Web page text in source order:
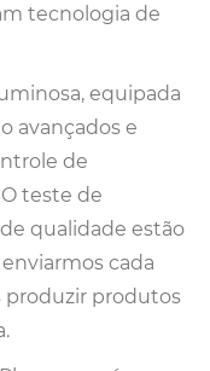
tecnologia de
equipada
avançados e
de
teste de
qualidade estão
cada
produzir produtos